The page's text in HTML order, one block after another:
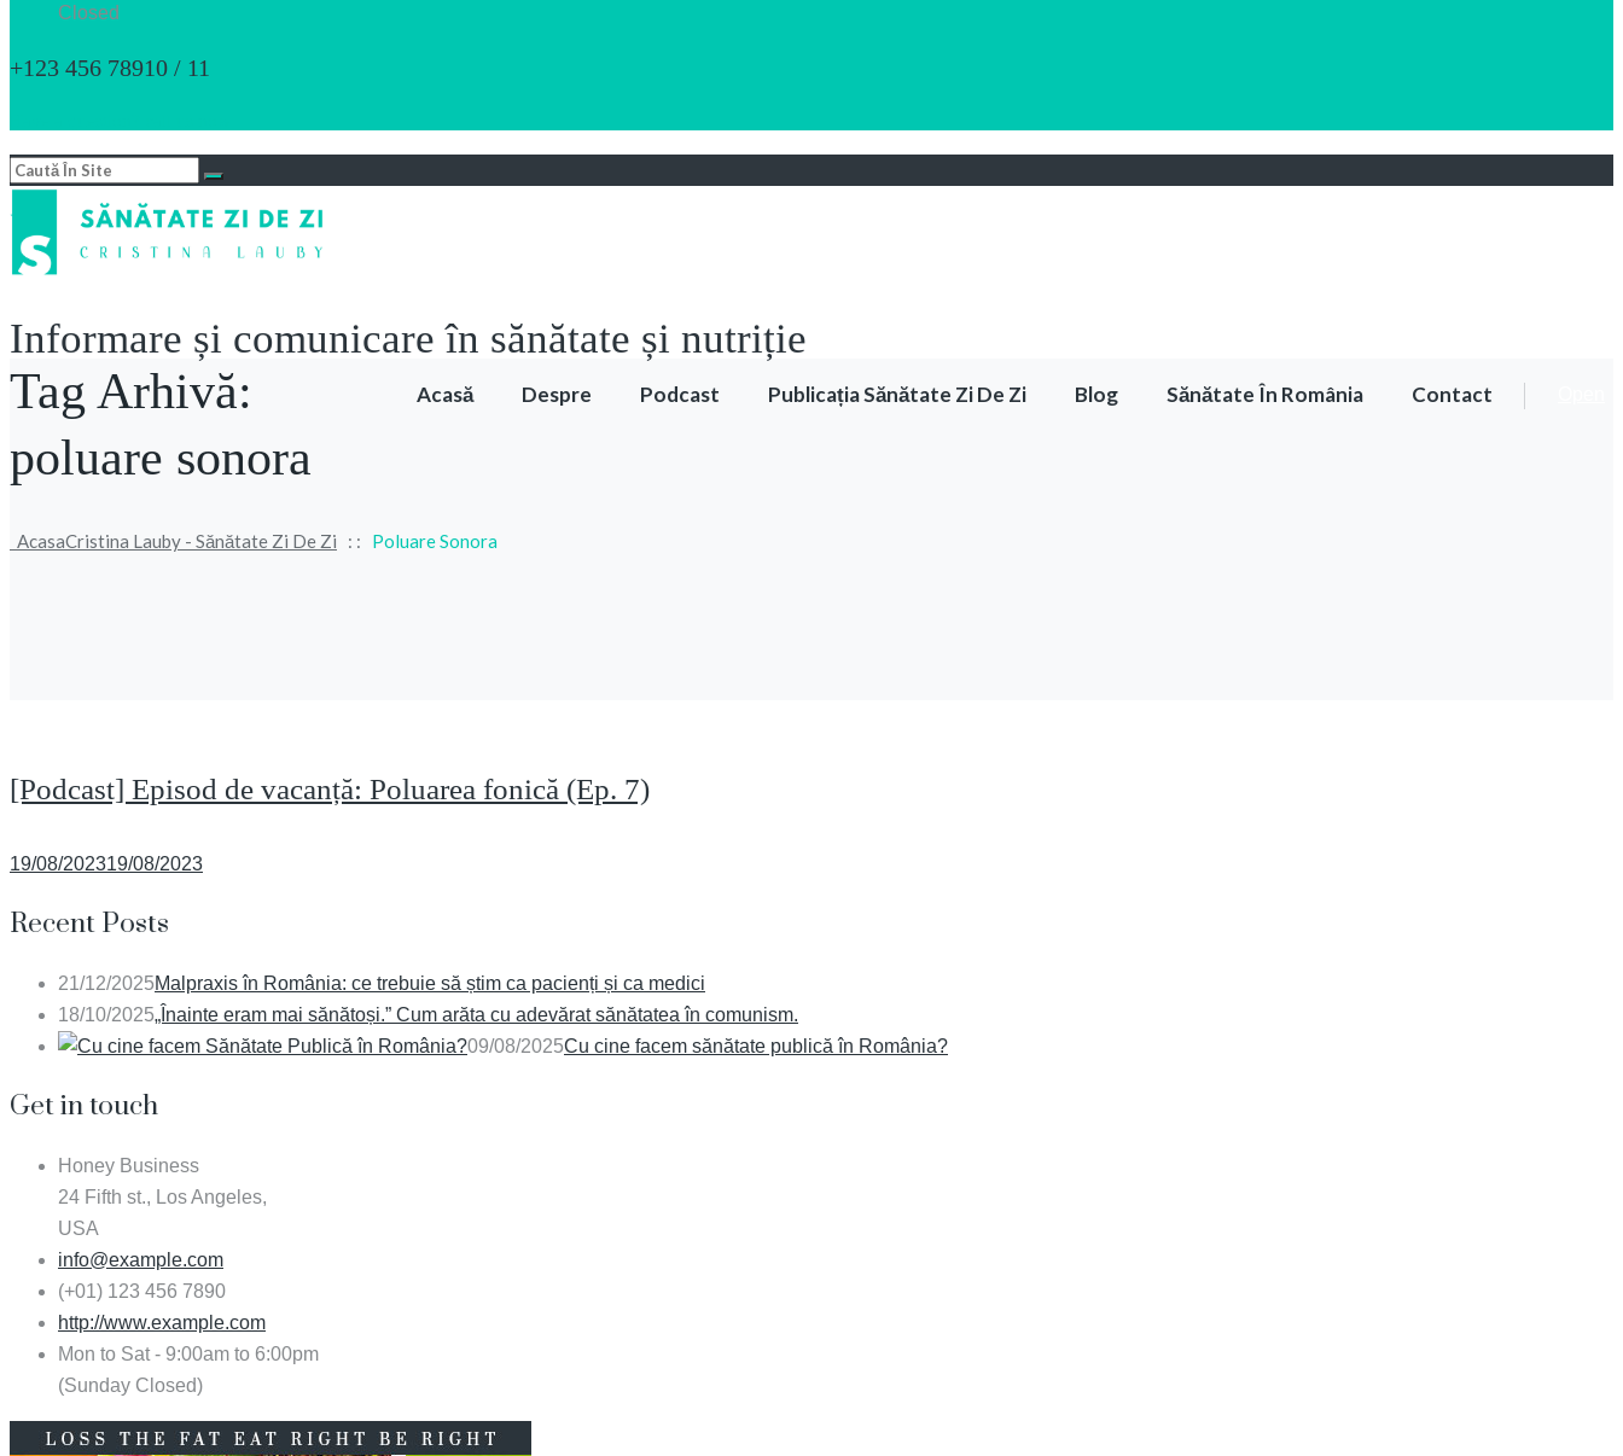
Closed
+123 456 78910 / 11
Informare și comunicare în sănătate și nutriție
Acasă Despre Podcast Publicația Sănătate Zi De Zi Blog Sănătate În România Contact
Tag Arhivă:
poluare sonora
AcasaCristina Lauby - Sănătate Zi De Zi : : Poluare Sonora
[Podcast] Episod de vacanță: Poluarea fonică (Ep. 7)
Posted
19/08/202319/08/2023
Recent Posts
21/12/2025Malpraxis în România: ce trebuie să știm ca pacienți și ca medici
18/10/2025„Înainte eram mai sănătoși.” Cum arăta cu adevărat sănătatea în comunism.
09/08/2025Cu cine facem sănătate publică în România?
Get in touch
Honey Business
24 Fifth st., Los Angeles,
USA
info@example.com
(+01) 123 456 7890
http://www.example.com
Mon to Sat - 9:00am to 6:00pm
(Sunday Closed)